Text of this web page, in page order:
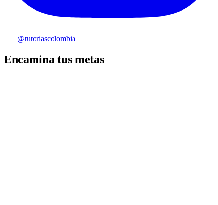
@tutoriascolombia
Encamina tus metas